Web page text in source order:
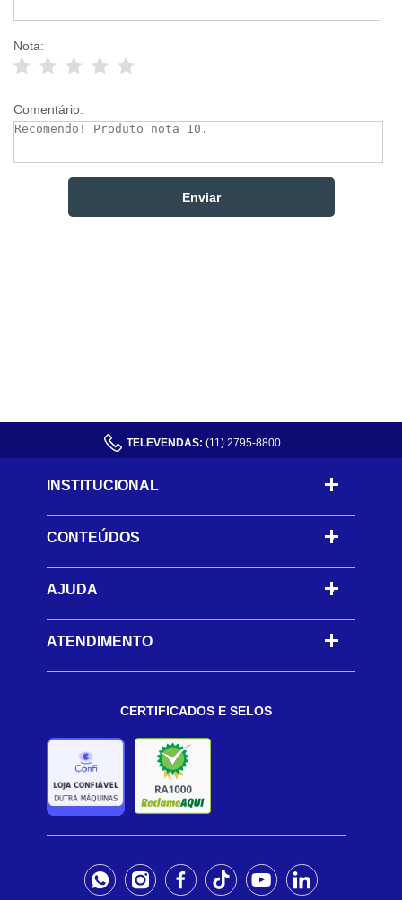
Nota:
Comentário:
TELEVENDAS: (11) 2795-8800
INSTITUCIONAL
CONTEÚDOS -
AJUDA -
ATENDIMENTO
CERTIFICADOS E SELOS